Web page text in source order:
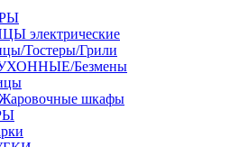
электрические
Тостеры/Грили
Безмены
шкафы